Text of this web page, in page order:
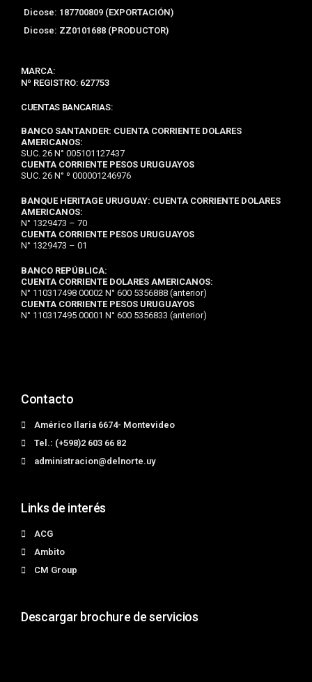
Dicose: 187700809 (EXPORTACIÓN)
Dicose: ZZ0101688 (PRODUCTOR)
MARCA:
Nº REGISTRO: 627753
CUENTAS BANCARIAS:
BANCO SANTANDER: CUENTA CORRIENTE DOLARES
AMERICANOS:
SUC. 26 N° 005101127437
CUENTA CORRIENTE PESOS URUGUAYOS
SUC. 26 N° º 000001246976
BANQUE HERITAGE URUGUAY: CUENTA CORRIENTE DOLARES
AMERICANOS:
N° 1329473 – 70
CUENTA CORRIENTE PESOS URUGUAYOS
N° 1329473 – 01
BANCO REPÚBLICA:
CUENTA CORRIENTE DOLARES AMERICANOS:
N° 110317498 00002 N° 600 5356888 (anterior)
CUENTA CORRIENTE PESOS URUGUAYOS
N° 110317495 00001 N° 600 5356833 (anterior)
Contacto
Américo Ilaria 6674- Montevideo
Tel.: (+598)2 603 66 82
administracion@delnorte.uy
Links de interés
ACG
Ambito
CM Group
Descargar brochure de servicios